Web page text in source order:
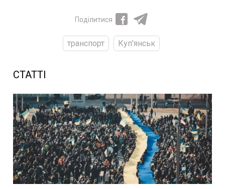
Поділитися
транспорт Куп'янськ
СТАТТІ